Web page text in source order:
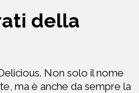
della
Non solo il nome
ma è anche da sempre la